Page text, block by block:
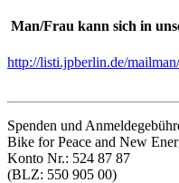
Man/Frau kann sich in
http://listi.jpberlin.de/
Spenden und
Bike for Peace and New
Konto Nr.: 524 87 87
(BLZ: 550 905 00)